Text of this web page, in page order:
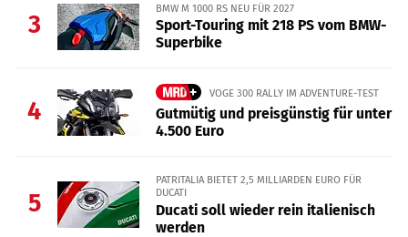
3
BMW M 1000 RS NEU FÜR 2027
Sport-Touring mit 218 PS vom BMW-
Superbike
4
VOGE 300 RALLY IM ADVENTURE-TEST
Gutmütig und preisgünstig für unter
4.500 Euro
5
PATRITALIA BIETET 2,5 MILLIARDEN EURO FÜR
DUCATI
Ducati soll wieder rein italienisch
werden